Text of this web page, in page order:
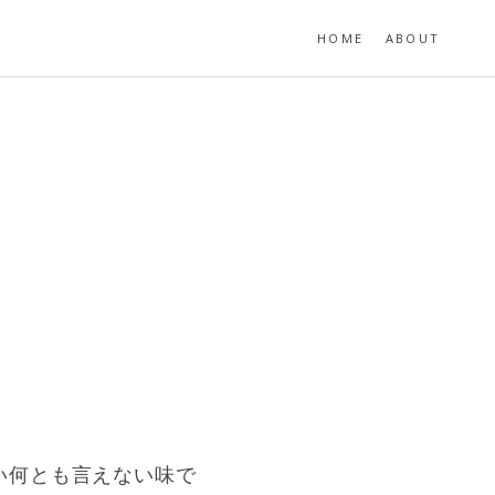
HOME ABOUT
何とも言えない味で